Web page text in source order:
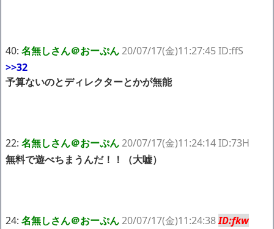
40: 名無しさん＠おーぷん20/07/17(金)11:27:45 ID:ffS
>>32
予算ないのとディレクターとかが無能
22: 名無しさん＠おーぷん20/07/17(金)11:24:14 ID:73H
無料で遊べちまうんだ！！（大嘘）
24: 名無しさん＠おーぷん20/07/17(金)11:24:38ID:fkw